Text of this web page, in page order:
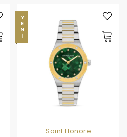
YENI
Saint Honore